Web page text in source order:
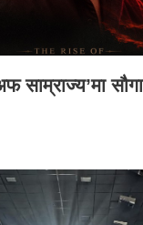
साम्राज्य’मा